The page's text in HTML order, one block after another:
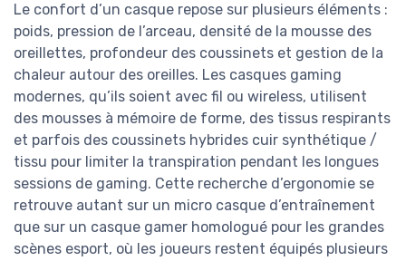
Le confort d’un casque repose sur plusieurs éléments :
poids, pression de l’arceau, densité de la mousse des
oreillettes, profondeur des coussinets et gestion de la
chaleur autour des oreilles. Les casques gaming
modernes, qu’ils soient avec fil ou wireless, utilisent
des mousses à mémoire de forme, des tissus respirants
et parfois des coussinets hybrides cuir synthétique /
tissu pour limiter la transpiration pendant les longues
sessions de gaming. Cette recherche d’ergonomie se
retrouve autant sur un micro casque d’entraînement
que sur un casque gamer homologué pour les grandes
scènes esport, où les joueurs restent équipés plusieurs